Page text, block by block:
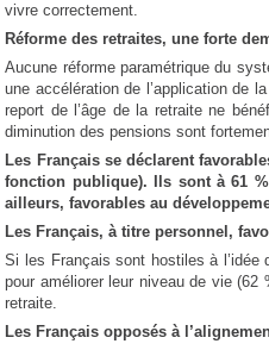
vivre correctement.
Réforme des retraites, une forte
Aucune réforme paramétrique du
une accélération de l’application de
report de l’âge de la retraite ne
diminution des pensions sont
Les Français se déclarent
fonction publique). Ils sont à 61
ailleurs, favorables au
Les Français, à titre personnel,
Si les Français sont hostiles à l’idée
pour améliorer leur niveau de vie
retraite.
Les Français opposés à